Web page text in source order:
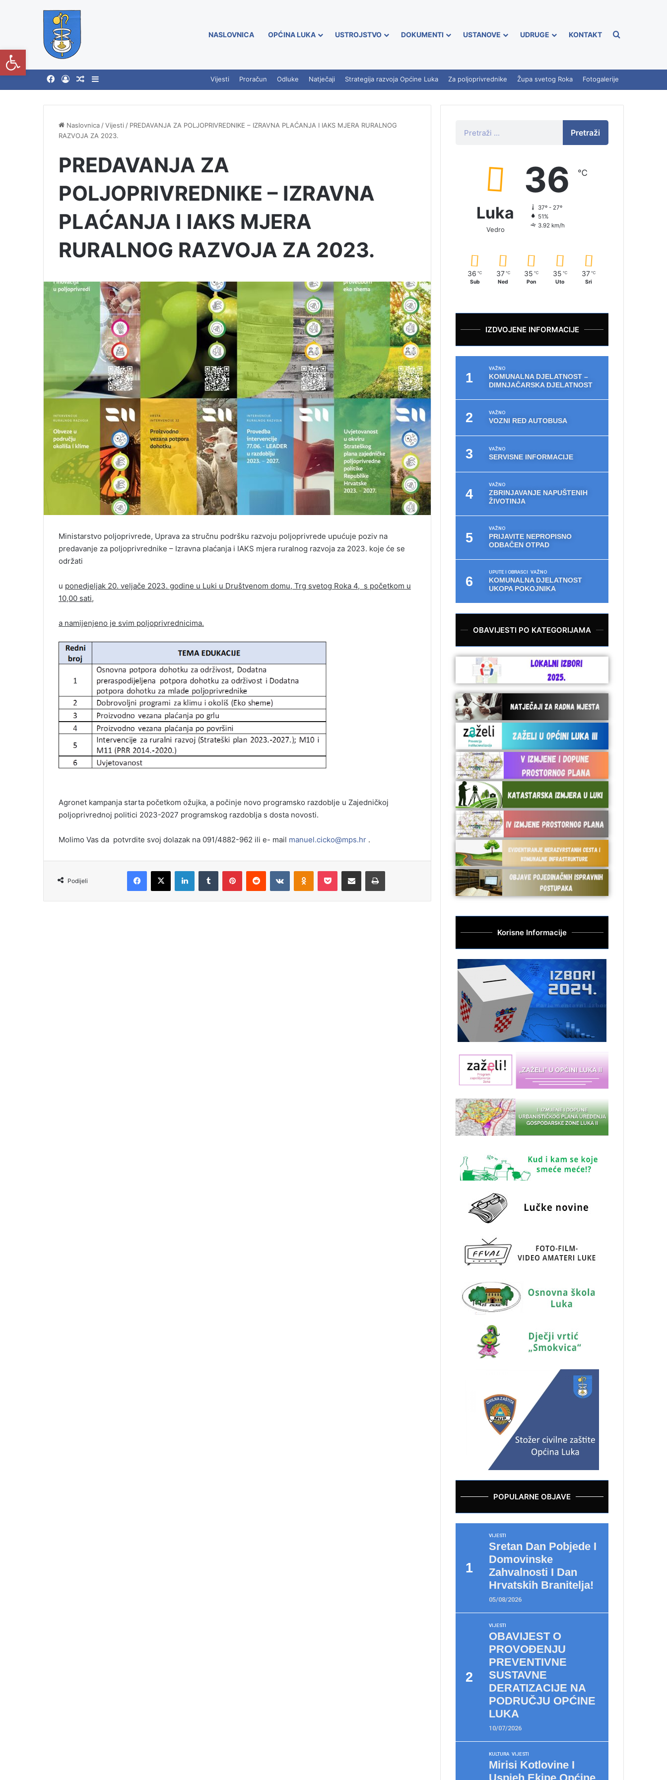
NASLOVNICA OPĆINA LUKA USTROJSTVO DOKUMENTI USTANOVE UDRUGE KONTAKT
Vijesti Proračun Odluke Natječaji Strategija razvoja Općine Luka Za poljoprivrednike Župa svetog Roka Fotogalerije
Naslovnica /Vijesti / PREDAVANJA ZA POLJOPRIVREDNIKE – IZRAVNA PLAĆANJA I IAKS MJERA RURALNOG
RAZVOJA ZA 2023.
PREDAVANJA ZA
POLJOPRIVREDNIKE – IZRAVNA
PLAĆANJA I IAKS MJERA
RURALNOG RAZVOJA ZA 2023.
Ministarstvo poljoprivrede, Uprava za stručnu podršku razvoju poljoprivrede upućuje poziv na
predavanje za poljoprivrednike – Izravna plaćanja i IAKS mjera ruralnog razvoja za 2023. koje će se
održati
u ponedjeljak 20. veljače 2023. godine u Luki u Društvenom domu, Trg svetog Roka 4, s početkom u
10,00 sati,
a namijenjeno je svim poljoprivrednicima.
Agronet kampanja starta početkom ožujka, a počinje novo programsko razdoblje u Zajedničkoj
poljoprivrednoj politici 2023-2027 programskog razdoblja s dosta novosti.
Molimo Vas da potvrdite svoj dolazak na 091/4882-962 ili e- mail manuel.cicko@mps.hr .
Podijeli
Pretraži
Luka
Vedro
36 ℃
37º - 27º
51%
3.92 km/h
36 ℃
Sub
37 ℃
Ned
35 ℃
Pon
35 ℃
Uto
37 ℃
Sri
IZDVOJENE INFORMACIJE
VAŽNO
KOMUNALNA DJELATNOST –
DIMNJAČARSKA DJELATNOST
VAŽNO
VOZNI RED AUTOBUSA
VAŽNO
SERVISNE INFORMACIJE
VAŽNO
ZBRINJAVANJE NAPUŠTENIH
ŽIVOTINJA
VAŽNO
PRIJAVITE NEPROPISNO
ODBAČEN OTPAD
UPUTE I OBRASCI VAŽNO
KOMUNALNA DJELATNOST
UKOPA POKOJNIKA
OBAVIJESTI PO KATEGORIJAMA
Korisne Informacije
POPULARNE OBJAVE
VIJESTI
Sretan Dan Pobjede I
Domovinske
Zahvalnosti I Dan
Hrvatskih Branitelja!
05/08/2026
VIJESTI
OBAVIJEST O
PROVOĐENJU
PREVENTIVNE
SUSTAVNE
DERATIZACIJE NA
PODRUČJU OPĆINE
LUKA
10/07/2026
KULTURA VIJESTI
Mirisi Kotlovine I
Uspjeh Ekipe Općine
Open toolbar